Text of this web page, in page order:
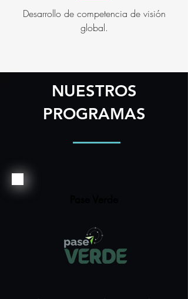
Desarrollo de competencia de visión
global.
NUESTROS
PROGRAMAS